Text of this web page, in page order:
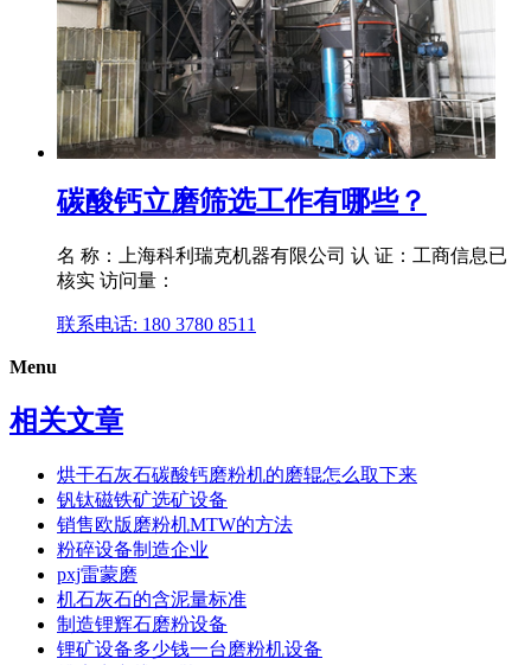
碳酸钙立磨筛选工作有哪些？
名 称：上海科利瑞克机器有限公司 认 证：工商信息已
核实 访问量：
联系电话: 180 3780 8511
Menu
相关文章
烘干石灰石碳酸钙磨粉机的磨辊怎么取下来
钒钛磁铁矿选矿设备
销售欧版磨粉机MTW的方法
粉碎设备制造企业
pxj雷蒙磨
机石灰石的含泥量标准
制造锂辉石磨粉设备
锂矿设备多少钱一台磨粉机设备